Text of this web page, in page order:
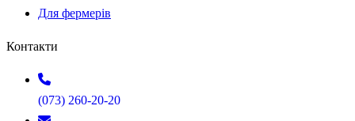
Для фермерів
Контакти
(073) 260-20-20